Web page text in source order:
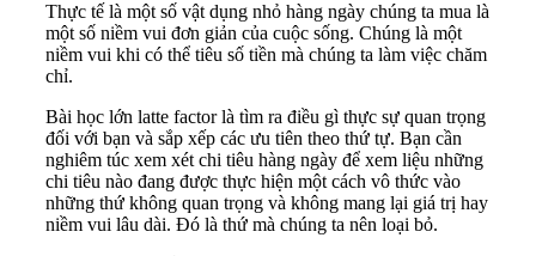
Thực tế là một số vật dụng nhỏ hàng ngày chúng ta mua là
một số niềm vui đơn giản của cuộc sống. Chúng là một
niềm vui khi có thể tiêu số tiền mà chúng ta làm việc chăm
chỉ.
Bài học lớn latte factor là tìm ra điều gì thực sự quan trọng
đối với bạn và sắp xếp các ưu tiên theo thứ tự. Bạn cần
nghiêm túc xem xét chi tiêu hàng ngày để xem liệu những
chi tiêu nào đang được thực hiện một cách vô thức vào
những thứ không quan trọng và không mang lại giá trị hay
niềm vui lâu dài. Đó là thứ mà chúng ta nên loại bỏ.